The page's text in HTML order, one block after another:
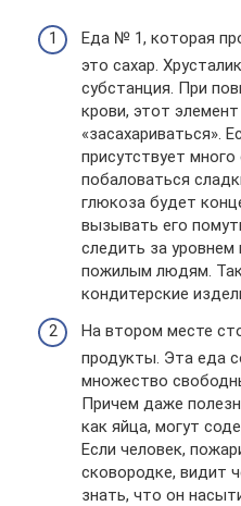
Еда № 1, которая
это сахар.
субстанция. При
крови, этот
«засахариваться».
присутствует
побаловаться
глюкоза будет
вызывать его
следить за уровнем
пожилым людям.
кондитерские
На втором месте
продукты. Эта еда
множество
Причем даже
как яйца, могут
Если человек,
сковородке, видит
знать, что он